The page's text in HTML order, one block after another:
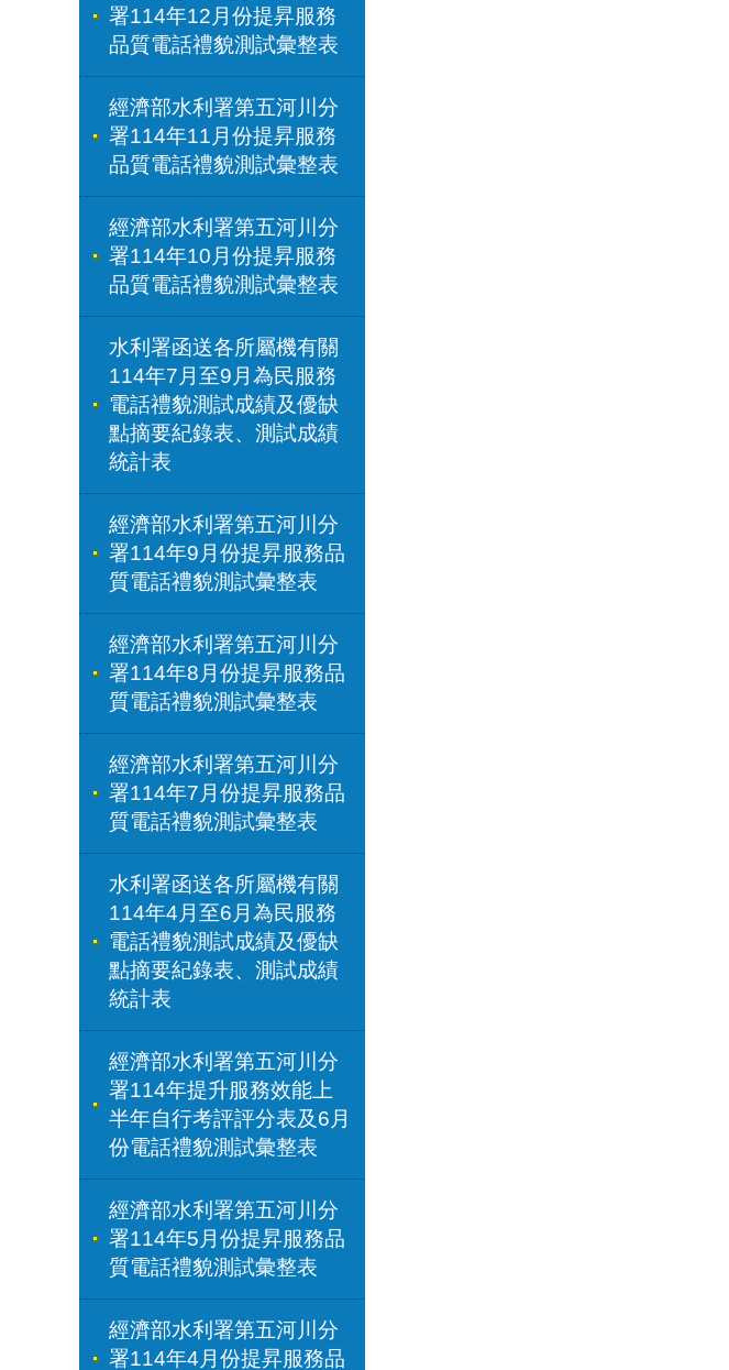
署114年12月份提昇服務
品質電話禮貌測試彙整表
經濟部水利署第五河川分
署114年11月份提昇服務
品質電話禮貌測試彙整表
經濟部水利署第五河川分
署114年10月份提昇服務
品質電話禮貌測試彙整表
水利署函送各所屬機有關
114年7月至9月為民服務
電話禮貌測試成績及優缺
點摘要紀錄表、測試成績
統計表
經濟部水利署第五河川分
署114年9月份提昇服務品
質電話禮貌測試彙整表
經濟部水利署第五河川分
署114年8月份提昇服務品
質電話禮貌測試彙整表
經濟部水利署第五河川分
署114年7月份提昇服務品
質電話禮貌測試彙整表
水利署函送各所屬機有關
114年4月至6月為民服務
電話禮貌測試成績及優缺
點摘要紀錄表、測試成績
統計表
經濟部水利署第五河川分
署114年提升服務效能上
半年自行考評評分表及6月
份電話禮貌測試彙整表
經濟部水利署第五河川分
署114年5月份提昇服務品
質電話禮貌測試彙整表
經濟部水利署第五河川分
署114年4月份提昇服務品